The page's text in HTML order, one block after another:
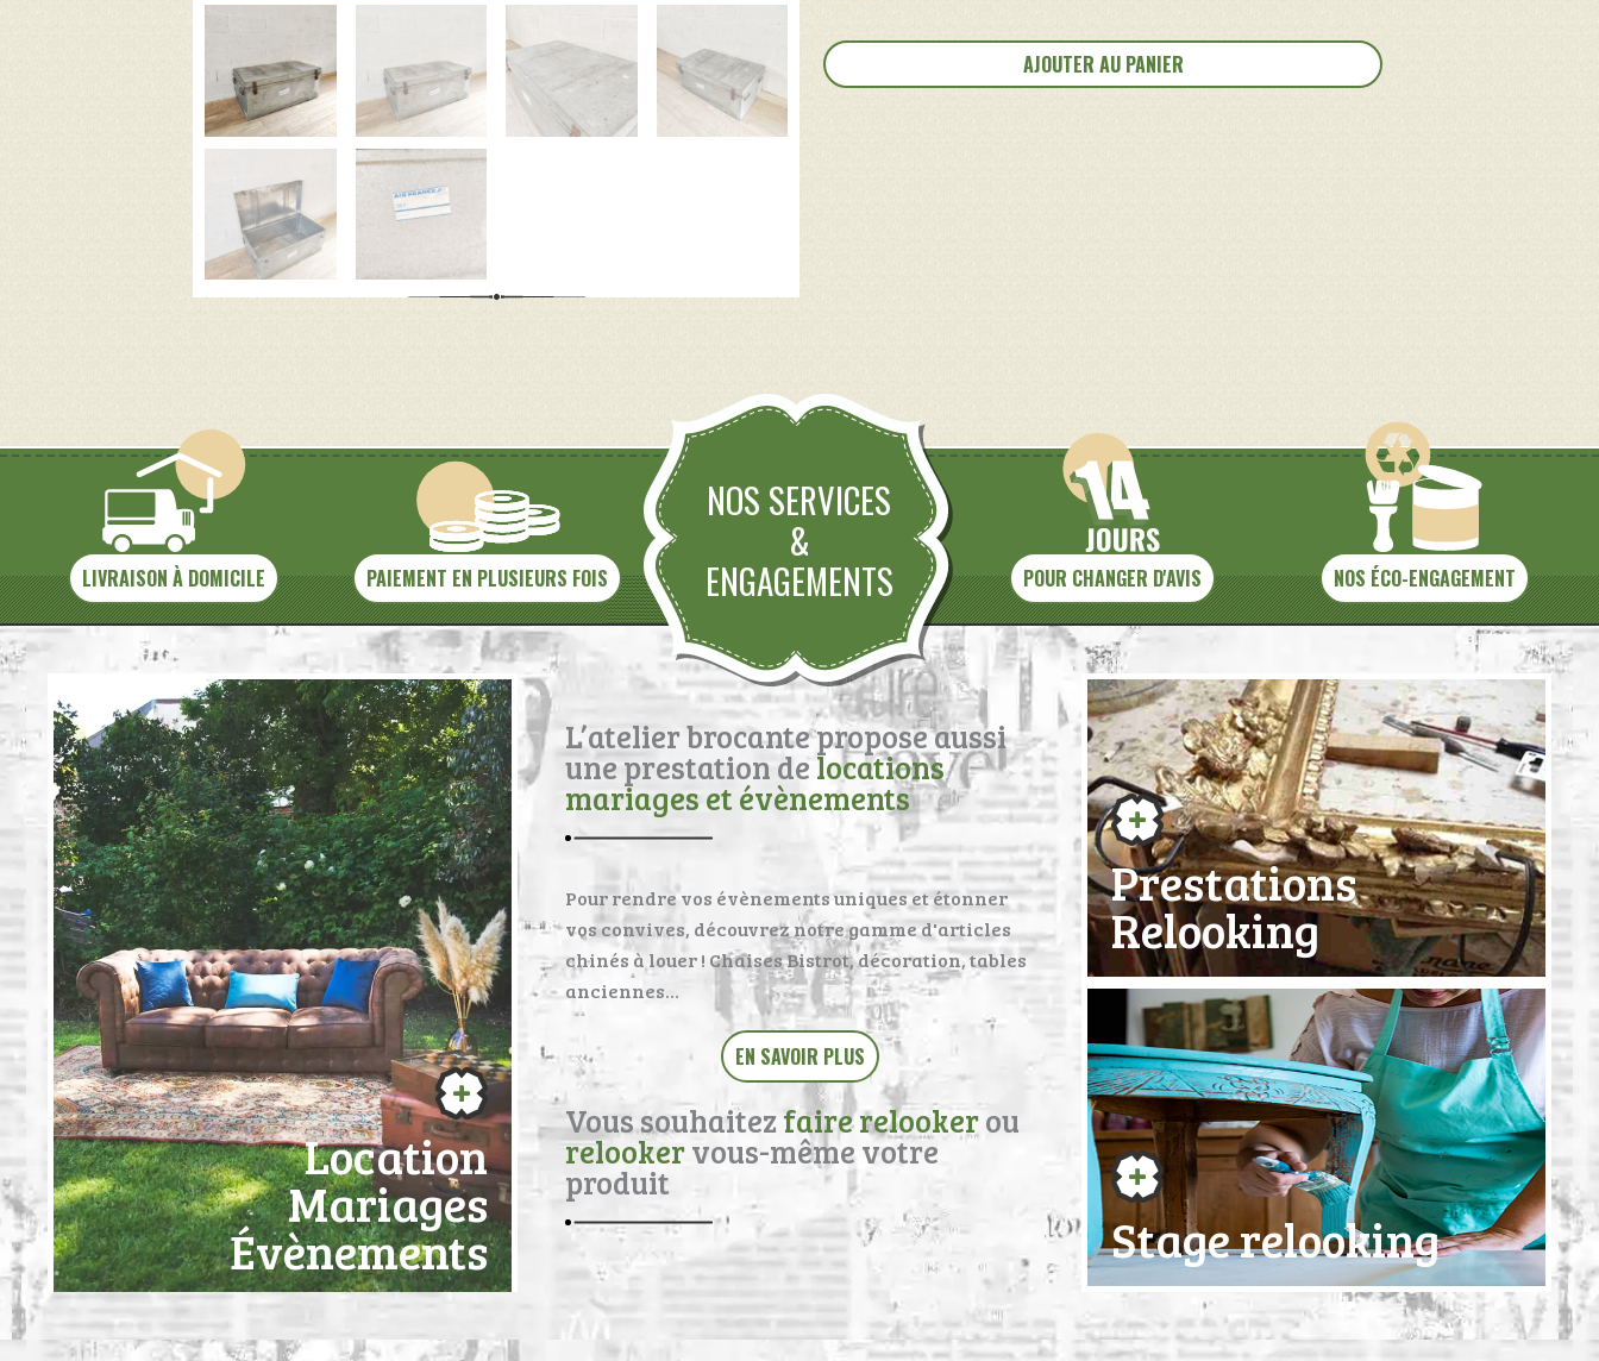
de
Malle
AJOUTER AU PANIER
LIVRAISON À DOMICILE PAIEMENT EN PLUSIEURS FOIS
NOS SERVICES
&
ENGAGEMENTS
POUR CHANGER D'AVIS NOS ÉCO-ENGAGEMENT
Location
Mariages
Évènements
L’atelier brocante propose aussi
une prestation delocations
mariages et évènements
Pour rendre vos évènements uniques et étonner
vos convives, découvrez notre gamme d'articles
chinés à louer ! Chaises Bistrot, décoration, tables
anciennes…
EN SAVOIR PLUS
Vous souhaitez faire relookerou
relookervous-même votre
produit
Prestations
Relooking
Stage relooking